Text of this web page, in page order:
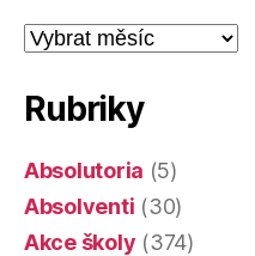
Články
dle
Rubriky
Absolutoria (5)
Absolventi (30)
Akce školy (374)